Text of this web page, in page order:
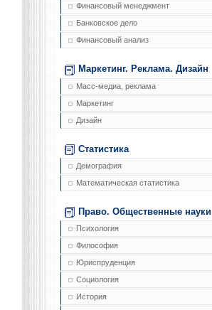
Финансовый менеджмент
Банковское дело
Финансовый анализ
Маркетинг. Реклама. Дизайн
Масс-медиа, реклама
Маркетинг
Дизайн
Статистика
Демография
Математическая статистика
Право. Общественные науки
Психология
Философия
Юриспруденция
Социология
История